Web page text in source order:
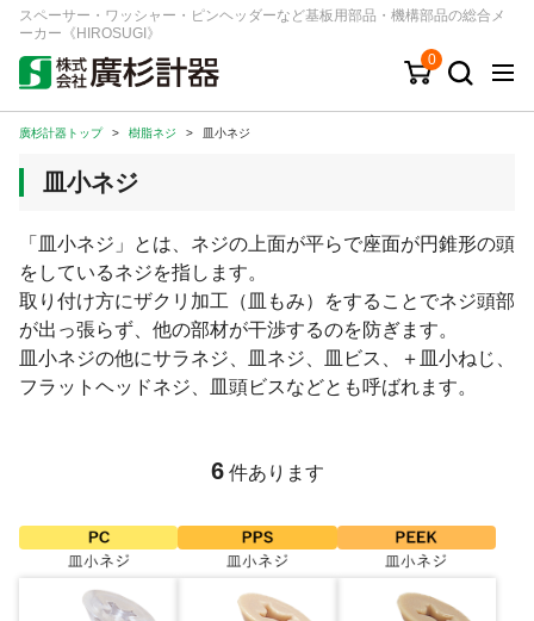
スペーサー・ワッシャー・ピンヘッダーなど基板用部品・機構部品の総合メ
ーカー《HIROSUGI》
0
キーワード 品番/シリーズ
商品カテゴリから探す
シリーズから探す
ログイン
注文・見積りについて
廣杉計器トップ > 樹脂ネジ > 皿小ネジ
皿小ネジ
「皿小ネジ」とは、ネジの上面が平らで座面が円錐形の頭
をしているネジを指します。
取り付け方にザクリ加工（皿もみ）をすることでネジ頭部
が出っ張らず、他の部材が干渉するのを防ぎます。
皿小ネジの他にサラネジ、皿ネジ、皿ビス、＋皿小ねじ、
フラットヘッドネジ、皿頭ビスなどとも呼ばれます。
6 件あります